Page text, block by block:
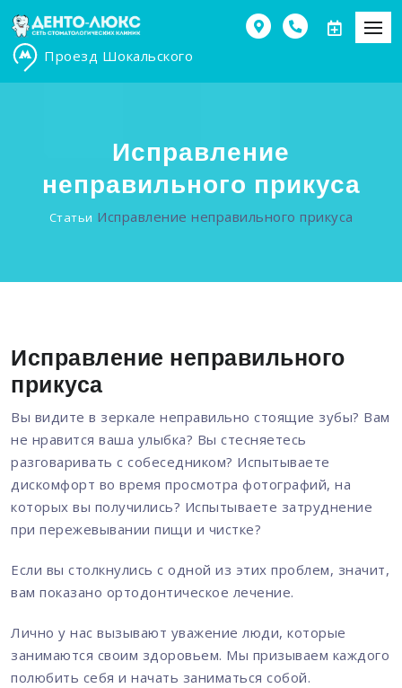
Проезд Шокальского
Исправление
неправильного прикуса
Статьи Исправление неправильного прикуса
Исправление неправильного
прикуса
Вы видите в зеркале неправильно стоящие зубы? Вам
не нравится ваша улыбка? Вы стесняетесь
разговаривать с собеседником? Испытываете
дискомфорт во время просмотра фотографий, на
которых вы получились? Испытываете затруднение
при пережевывании пищи и чистке?
Если вы столкнулись с одной из этих проблем, значит,
вам показано ортодонтическое лечение.
Лично у нас вызывают уважение люди, которые
занимаются своим здоровьем. Мы призываем каждого
полюбить себя и начать заниматься собой.